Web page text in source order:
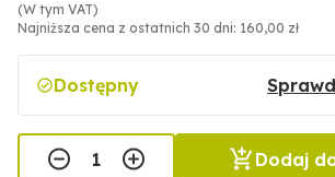
(W tym VAT)
Najniższa cena z ostatnich 30 dni: 160,00 zł
Dostępny
Dodaj